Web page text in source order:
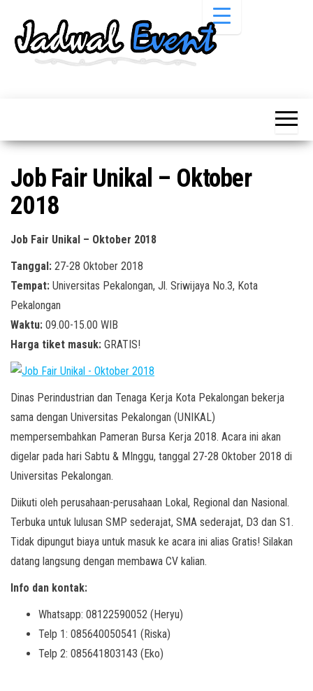
Pameran,
Acara &
Promo
Pameran,
Bazaar,
Workshop,
Job Fair Unikal – Oktober
2018
Job Fair Unikal – Oktober 2018
Tanggal: 27-28 Oktober 2018
Tempat: Universitas Pekalongan, Jl. Sriwijaya No.3, Kota
Pekalongan
Waktu: 09.00-15.00 WIB
Harga tiket masuk: GRATIS!
Dinas Perindustrian dan Tenaga Kerja Kota Pekalongan bekerja
sama dengan Universitas Pekalongan (UNIKAL)
mempersembahkan Pameran Bursa Kerja 2018. Acara ini akan
digelar pada hari Sabtu & MInggu, tanggal 27-28 Oktober 2018 di
Universitas Pekalongan.
Diikuti oleh perusahaan-perusahaan Lokal, Regional dan Nasional.
Terbuka untuk lulusan SMP sederajat, SMA sederajat, D3 dan S1.
Tidak dipungut biaya untuk masuk ke acara ini alias Gratis! Silakan
datang langsung dengan membawa CV kalian.
Info dan kontak:
Whatsapp: 08122590052 (Heryu)
Telp 1: 085640050541 (Riska)
Telp 2: 085641803143 (Eko)